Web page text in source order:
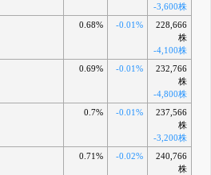
-3,600株
0.68% -0.01%
228,666
株
-4,100株
0.69% -0.01%
232,766
株
-4,800株
0.7% -0.01%
237,566
株
-3,200株
0.71% -0.02%
240,766
株